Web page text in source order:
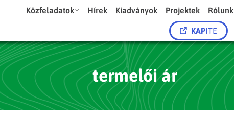
Közfeladatok Hírek Kiadványok Projektek Rólunk
KAPITE
termelői ár